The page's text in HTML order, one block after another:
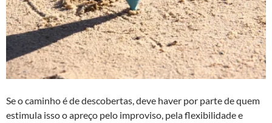
Se o caminho é de descobertas, deve haver por parte de quem
estimula isso o apreço pelo improviso, pela flexibilidade e